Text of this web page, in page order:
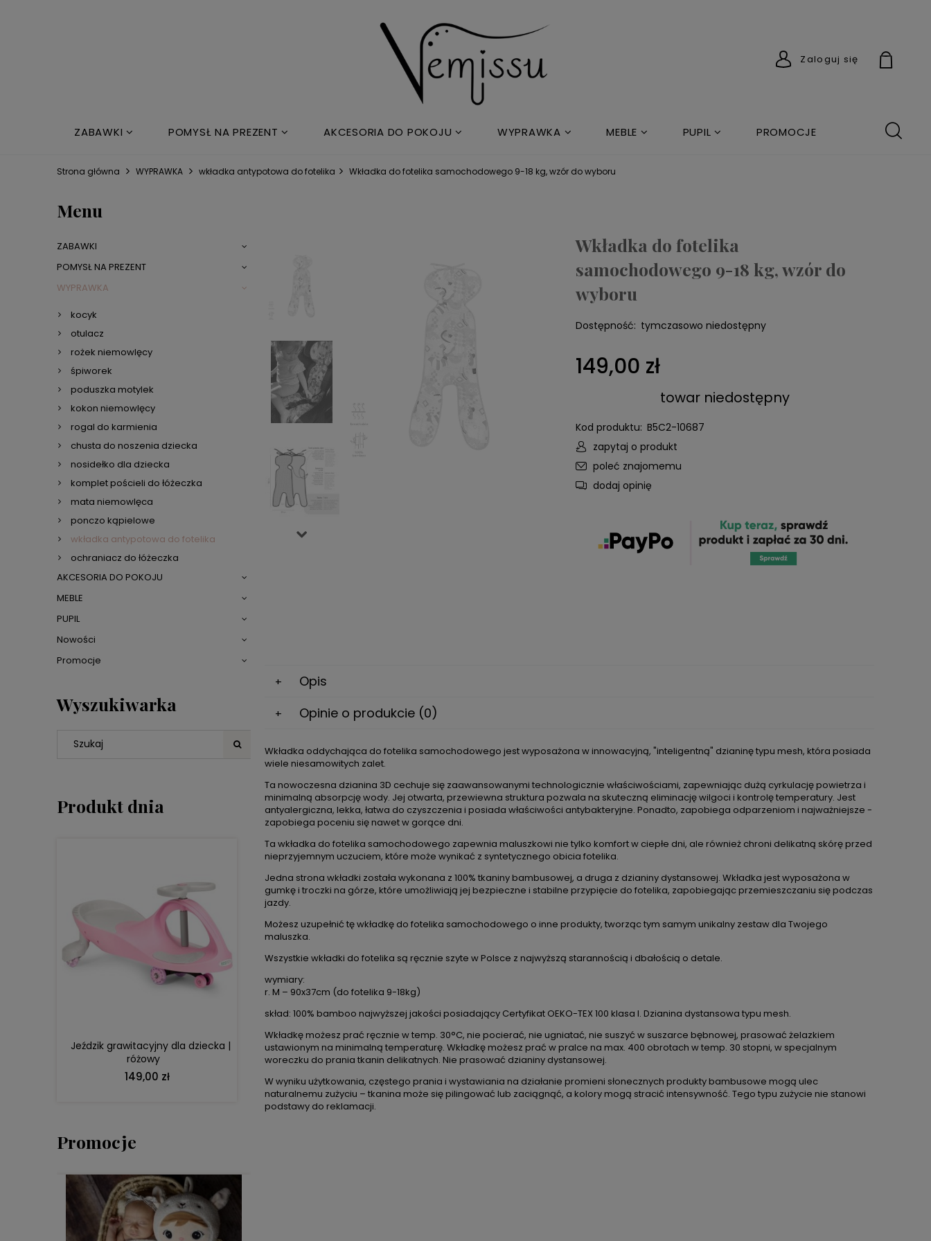
Zaloguj się
ZABAWKI POMYSŁ NA PREZENT AKCESORIA DO POKOJU WYPRAWKA MEBLE PUPIL PROMOCJE
NOWOŚCI ŁÓŻKO DZIECIĘCE
Strona główna WYPRAWKA wkładka antypotowa do fotelika Wkładka do fotelika samochodowego 9-18 kg, wzór do wyboru
Menu
ZABAWKI
POMYSŁ NA PREZENT
WYPRAWKA
kocyk
otulacz
rożek niemowlęcy
śpiworek
poduszka motylek
kokon niemowlęcy
rogal do karmienia
chusta do noszenia dziecka
nosidełko dla dziecka
komplet pościeli do łóżeczka
mata niemowlęca
ponczo kąpielowe
wkładka antypotowa do fotelika
ochraniacz do łóżeczka
AKCESORIA DO POKOJU
MEBLE
PUPIL
Nowości
Promocje
Wyszukiwarka
Produkt dnia
Jeździk grawitacyjny dla dziecka |
różowy
149,00 zł
DO KOSZYKA
Promocje
Wkładka do fotelika
samochodowego 9-18 kg, wzór do
wyboru
Dostępność: tymczasowo niedostępny
149,00 zł
towar niedostępny
Kod produktu: B5C2-10687
zapytaj o produkt
poleć znajomemu
dodaj opinię
Opis
Opinie o produkcie (0)
Wkładka oddychająca do fotelika samochodowego jest wyposażona w innowacyjną, "inteligentną" dzianinę typu mesh, która posiada
wiele niesamowitych zalet.
Ta nowoczesna dzianina 3D cechuje się zaawansowanymi technologicznie właściwościami, zapewniając dużą cyrkulację powietrza i
minimalną absorpcję wody. Jej otwarta, przewiewna struktura pozwala na skuteczną eliminację wilgoci i kontrolę temperatury. Jest
antyalergiczna, lekka, łatwa do czyszczenia i posiada właściwości antybakteryjne. Ponadto, zapobiega odparzeniom i najważniejsze -
zapobiega poceniu się nawet w gorące dni.
Ta wkładka do fotelika samochodowego zapewnia maluszkowi nie tylko komfort w ciepłe dni, ale również chroni delikatną skórę przed
nieprzyjemnym uczuciem, które może wynikać z syntetycznego obicia fotelika.
Jedna strona wkładki została wykonana z 100% tkaniny bambusowej, a druga z dzianiny dystansowej. Wkładka jest wyposażona w
gumkę i troczki na górze, które umożliwiają jej bezpieczne i stabilne przypięcie do fotelika, zapobiegając przemieszczaniu się podczas
jazdy.
Możesz uzupełnić tę wkładkę do fotelika samochodowego o inne produkty, tworząc tym samym unikalny zestaw dla Twojego
maluszka.
Wszystkie wkładki do fotelika są ręcznie szyte w Polsce z najwyższą starannością i dbałością o detale.
wymiary:
r. M – 90x37cm (do fotelika 9-18kg)
skład: 100% bamboo najwyższej jakości posiadający Certyfikat OEKO-TEX 100 klasa I. Dzianina dystansowa typu mesh.
Wkładkę możesz prać ręcznie w temp. 30°C, nie pocierać, nie ugniatać, nie suszyć w suszarce bębnowej, prasować żelazkiem
ustawionym na minimalną temperaturę. Wkładkę możesz prać w pralce na max. 400 obrotach w temp. 30 stopni, w specjalnym
woreczku do prania tkanin delikatnych. Nie prasować dzianiny dystansowej.
W wyniku użytkowania, częstego prania i wystawiania na działanie promieni słonecznych produkty bambusowe mogą ulec
naturalnemu zużyciu – tkanina może się pilingować lub zaciągnąć, a kolory mogą stracić intensywność. Tego typu zużycie nie stanowi
podstawy do reklamacji.